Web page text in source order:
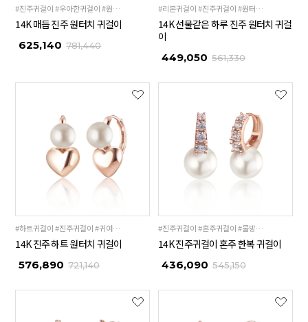
#진주귀걸이 #우아한귀걸이 #원터치귀걸이 #데일리귀걸이
14K 매듭 진주 원터치 귀걸이
625,140 781,440
#리본귀걸이 #진주귀걸이 #원터치귀걸이 #귀여운귀걸이
14K 선물같은 하루 진주 원터치 귀걸
이
449,050 561,330
#하트귀걸이 #진주귀걸이 #귀여운귀걸이
14K 진주 하트 원터치 귀걸이
576,890 721,140
#진주귀걸이 #혼주귀걸이 #물방울귀걸이 #한복귀걸이
14K 진주귀걸이 혼주 한복 귀걸이
436,090 545,150